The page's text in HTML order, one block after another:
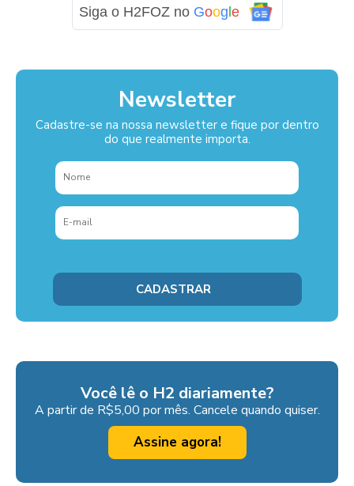
Siga o H2FOZ no Goog e
Newsletter
Cadastre-se na nossa newsletter e fique por dentro
do que realmente importa.
Você lê o H2 diariamente?
A partir de R$5,00 por mês. Cancele quando quiser.
Assine agora!